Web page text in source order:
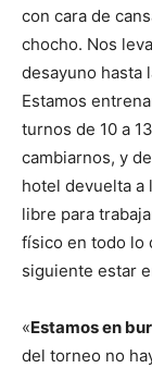
con cara de
chocho. Nos
desayuno hasta
Estamos
turnos de 10 a
cambiarnos, y
hotel devuelta a
libre para
físico en todo lo
siguiente estar
«Estamos en
del torneo no